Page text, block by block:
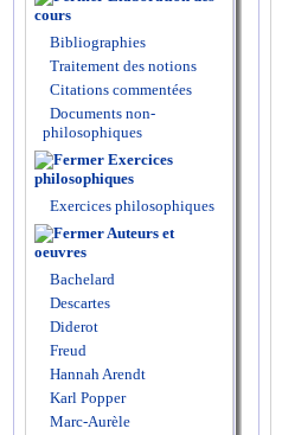
cours
Bibliographies
Traitement des notions
Citations commentées
Documents non-
philosophiques
Exercices
philosophiques
Exercices philosophiques
Auteurs et
oeuvres
Bachelard
Descartes
Diderot
Freud
Hannah Arendt
Karl Popper
Marc-Aurèle